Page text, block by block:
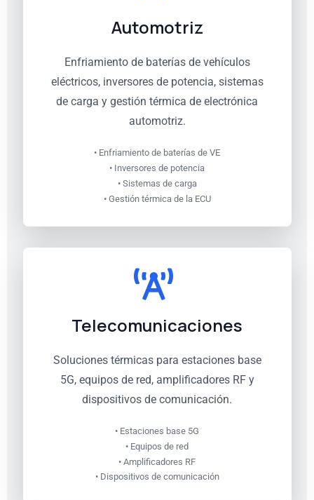
Automotriz
Enfriamiento de baterías de vehículos
eléctricos, inversores de potencia, sistemas
de carga y gestión térmica de electrónica
automotriz.
• Enfriamiento de baterías de VE
• Inversores de potencia
• Sistemas de carga
• Gestión térmica de la ECU
Telecomunicaciones
Soluciones térmicas para estaciones base
5G, equipos de red, amplificadores RF y
dispositivos de comunicación.
• Estaciones base 5G
• Equipos de red
• Amplificadores RF
• Dispositivos de comunicación